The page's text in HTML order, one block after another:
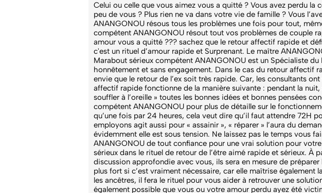
Celui ou celle que vous aimez vous a quitté ? Vous avez perdu
peu de vous ? Plus rien ne va dans votre vie de famille ? Vous
ANANGONOU résous tous les problèmes une fois pour tout,
compétent ANANGONOU résout tout vos problèmes de couple
amour vous a quitté ??? sachez que le retour affectif rapide et
c'est un rituel d’amour rapide et Surprenant. Le maître
Marabout sérieux compétent ANANGONOU est un Spécialiste
honnêtement et sans engagement. Dans le cas du retour affectif
envie que le retour de l’ex soit très rapide. Car, les consultants
affectif rapide fonctionne de la manière suivante : pendant la
souffler à l’oreille » toutes les bonnes idées et bonnes pensées
compétent ANANGONOU pour plus de détaille sur le
qu’une fois par 24 heures, cela veut dire qu’il faut attendre 72H
employons agit aussi pour « assainir », « réparer » l’aura du
évidemment elle est sous tension. Ne laissez pas le temps vous
ANANGONOU de tout confiance pour une vrai solution pour
sérieux dans le rituel de retour de l’être aimé rapide et sérieux. À
discussion approfondie avec vous, ils sera en mesure de
plus fort si c’est vraiment nécessaire, car elle maîtrise
les ancêtres, il fera le rituel pour vous aider à retrouver une
également possible que vous ou votre amour perdu ayez été